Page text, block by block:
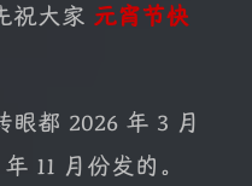
祝大家 元宵节快
都 2026 年 3 月
11 月份发的。